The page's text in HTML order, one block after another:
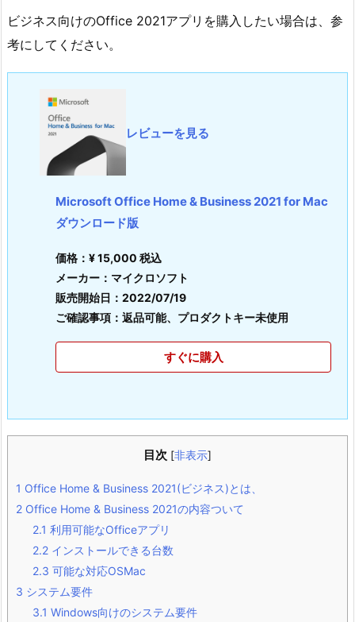
ビジネス向けのOffice 2021アプリを購入したい場合は、参
考にしてください。
レビューを見る
Microsoft Office Home & Business 2021 for Mac
ダウンロード版
価格：¥ 15,000 税込
メーカー：マイクロソフト
販売開始日：2022/07/19
ご確認事項：返品可能、プロダクトキー未使用
すぐに購入
目次 [非表示]
1 Office Home & Business 2021(ビジネス)とは、
2 Office Home & Business 2021の内容ついて
2.1 利用可能なOfficeアプリ
2.2 インストールできる台数
2.3 可能な対応OSMac
3 システム要件
3.1 Windows向けのシステム要件